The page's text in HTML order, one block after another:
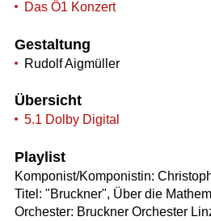
Das Ö1 Konzert
Gestaltung
Rudolf Aigmüller
Übersicht
5.1 Dolby Digital
Playlist
Komponist/Komponistin:
Titel: "Bruckner", Über die
Orchester: Bruckner Orchester